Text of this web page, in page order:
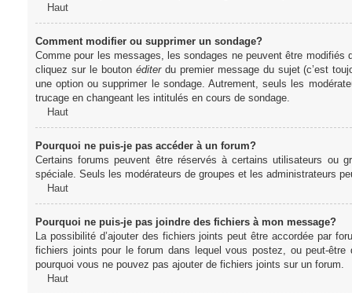
Haut
Comment modifier ou supprimer un sondage?
Comme pour les messages, les sondages ne peuvent être modifiés
cliquez sur le bouton éditerdu premier message du sujet (c’est
une option ou supprimer le sondage. Autrement, seuls les
trucage en changeant les intitulés en cours de sondage.
Haut
Pourquoi ne puis-je pas accéder à un forum?
Certains forums peuvent être réservés à certains utilisateurs ou
spéciale. Seuls les modérateurs de groupes et les administrateurs
Haut
Pourquoi ne puis-je pas joindre des fichiers à mon message?
La possibilité d’ajouter des fichiers joints peut être accordée par
fichiers joints pour le forum dans lequel vous postez, ou peut-
pourquoi vous ne pouvez pas ajouter de fichiers joints sur un forum.
Haut